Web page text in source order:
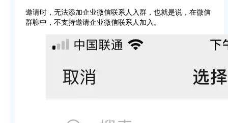
邀请时，无法添加企业微信联系人入群，也就是说，在微信
群聊中，不支持邀请企业微信联系人加入。